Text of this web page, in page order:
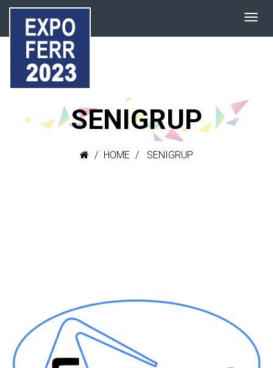
SENIGRUP
HOME SENIGRUP